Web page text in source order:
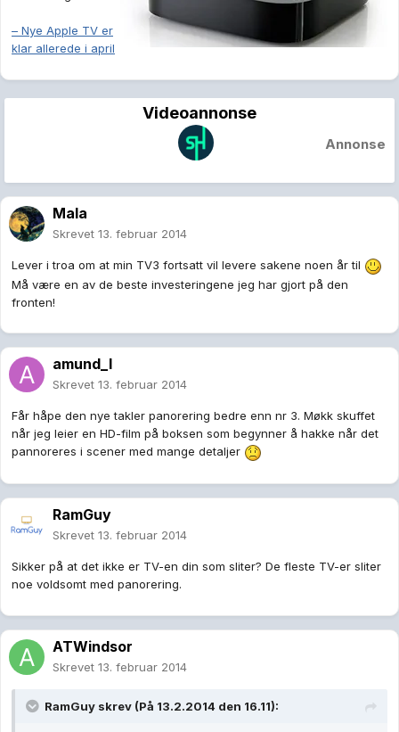
– Nye Apple TV er
klar allerede i april
Videoannonse
Annonse
Mala
Skrevet 13. februar 2014
Lever i troa om at min TV3 fortsatt vil levere sakene noen år til
Må være en av de beste investeringene jeg har gjort på den
fronten!
amund_l
Skrevet 13. februar 2014
Får håpe den nye takler panorering bedre enn nr 3. Møkk skuffet
når jeg leier en HD-film på boksen som begynner å hakke når det
pannoreres i scener med mange detaljer
RamGuy
Skrevet 13. februar 2014
Sikker på at det ikke er TV-en din som sliter? De fleste TV-er sliter
noe voldsomt med panorering.
ATWindsor
Skrevet 13. februar 2014
RamGuy skrev (På 13.2.2014 den 16.11):